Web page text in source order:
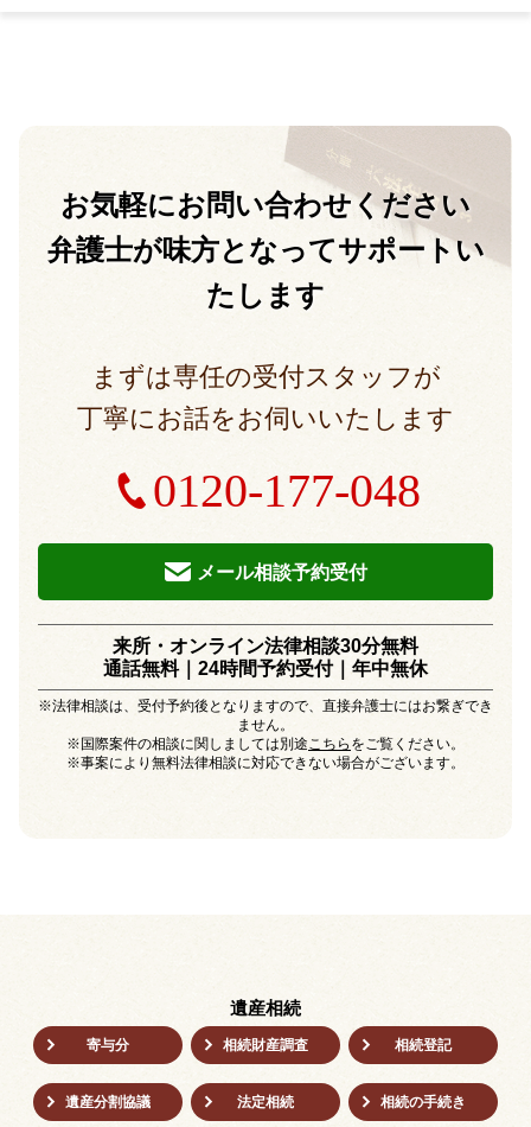
お気軽にお問い合わせください
弁護士が味方となってサポートい
たします
まずは専任の受付スタッフが
丁寧にお話をお伺いいたします
0120-177-048
メール相談予約受付
来所・オンライン法律相談30分無料
通話無料｜24時間予約受付｜年中無休
※法律相談は、受付予約後となりますので、直接弁護士にはお繋ぎでき
ません。
※国際案件の相談に関しましては別途こちら をご覧ください。
※事案により無料法律相談に対応できない場合がございます。
遺産相続
寄与分 相続財産調査 相続登記
遺産分割協議 法定相続 相続の⼿続き